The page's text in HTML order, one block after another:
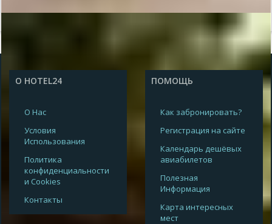
О HOTEL24
О Нас
Условия
Использования
Политика
конфиденциальности
и Cookies
Контакты
ПОМОЩЬ
Как забронировать?
Регистрация на сайте
Календарь дешёвых
авиабилетов
Полезная
Информация
Карта интересных
мест